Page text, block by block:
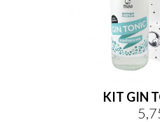
KIT GIN